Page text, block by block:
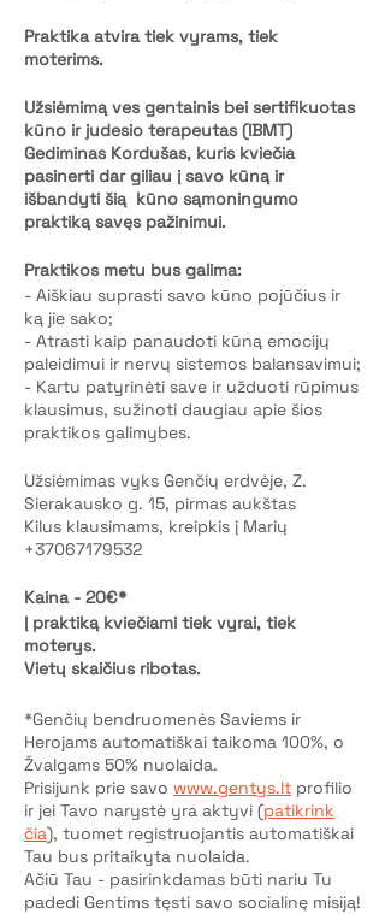
Praktika atvira tiek vyrams, tiek
moterims.
Užsiėmimą ves gentainis bei sertifikuotas
kūno ir judesio terapeutas (IBMT)
Gediminas Kordušas, kuris kviečia
pasinerti dar giliau į savo kūną ir
išbandyti šią kūno sąmoningumo
praktiką savęs pažinimui.
Praktikos metu bus galima:
- Aiškiau suprasti savo kūno pojūčius ir
ką jie sako;
- Atrasti kaip panaudoti kūną emocijų
paleidimui ir nervų sistemos balansavimui;
- Kartu patyrinėti save ir užduoti rūpimus
klausimus, sužinoti daugiau apie šios
praktikos galimybes.
Užsiėmimas vyks Genčių erdvėje, Z.
Sierakausko g. 15, pirmas aukštas
Kilus klausimams, kreipkis į Marių
+37067179532
Kaina - 20€*
Į praktiką kviečiami tiek vyrai, tiek
moterys.
Vietų skaičius ribotas.
*Genčių bendruomenės Saviems ir
Herojams automatiškai taikoma 100%, o
Žvalgams 50% nuolaida.
Prisijunk prie savo www.gentys.lt profilio
ir jei Tavo narystė yra aktyvi (patikrink
čia), tuomet registruojantis automatiškai
Tau bus pritaikyta nuolaida.
Ačiū Tau - pasirinkdamas būti nariu Tu
padedi Gentims tęsti savo socialinę misiją!